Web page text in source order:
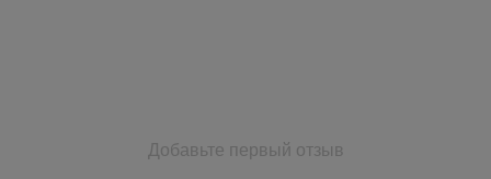
Добавьте первый отзыв